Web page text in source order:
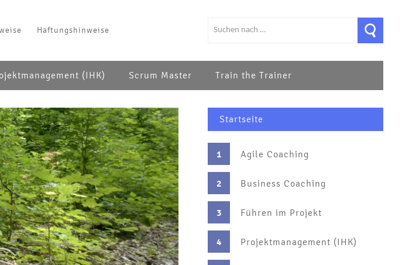
Haftungshinweise
(IHK) Scrum Master Train the Trainer
Startseite
1 Agile Coaching
2 Business Coaching
3 Führen im Projekt
4 Projektmanagement (IHK)